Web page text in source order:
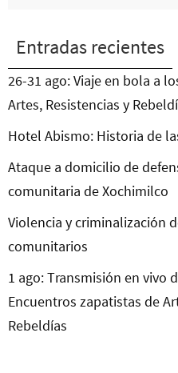
Entradas recientes
26-31 ago: Viaje en bola a
Artes, Resistencias y
Hotel Abismo: Historia de
Ataque a domicilio de
comunitaria de Xochimilco
Violencia y criminalización
comunitarios
1 ago: Transmisión en vivo
Encuentros zapatistas de
Rebeldías